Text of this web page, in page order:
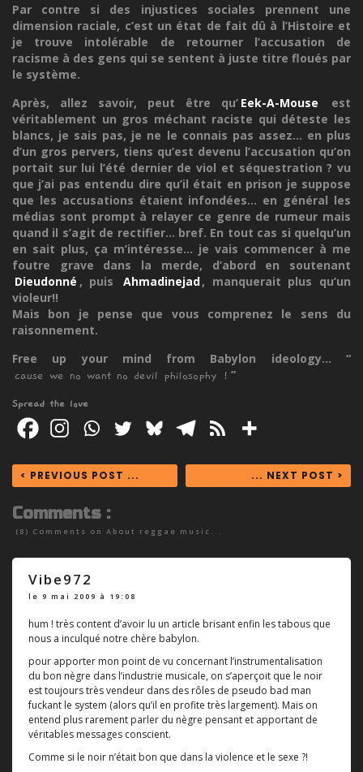
Par contre si des injustices sociales prennent une
dimension raciale, c’est un état de fait dû à l’Histoire et
je trouve intolérable de retourner l’accusation de
racisme à des gens qui se sentent à juste titre floués par
le système.
Après, allez savoir, peut être qu’ Eek-A-Mouse
est
véritablement un gros méchant raciste qui déteste les
blancs, je sais pas, je ne le connais pas assez... en plus
d’un gros pervers, tiens qu’est devenu l’accusation qu’on
portait sur lui l’été dernier de viol et séquestration ? vu
que j’ai pas entendu dire qu’il était en prison je suppose
que les accusations étaient infondées... en général les
médias sont prompt à relayer ce genre de rumeur mais
quand il s’agit de rectifier... bref. En tout cas si quelqu’un
en sait plus, ça m’intéresse... je vais commencer à me
foutre grave dans la merde, d’abord en soutenant
Dieudonné , puis Ahmadinejad, manquerait plus qu’un
violeur!!
Mais bon je pense que vous comprenez le sens du
raisonnement.
Free up your mind from Babylon ideology... “
cause we no want no devil philosophy ! ”
Spread the love
< PREVIOUS POST ... ... NEXT POST >
Comments :
(8) Comments on About reggae music...
Vibe972
le 9 mai 2009 à 19:08
hum ! très content d’avoir lu un article brisant enfin les tabous que
nous a inculqué notre chère babylon.
pour apporter mon point de vu concernant l’instrumentalisation
du bon nègre dans l’industrie musicale, on s’aperçoit que le noir
est toujours très vendeur dans des rôles de pseudo bad man
fuckant le system (alors qu’il en profite très largement). Mais on
entend plus rarement parler du nègre pensant et apportant de
véritables messages conscient.
Comme si le noir n’était bon que dans la violence et le sexe ?!